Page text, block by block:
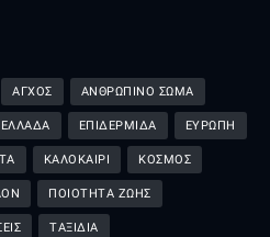
ΑΓΧΟΣ ΑΝΘΡΩΠΙΝΟ ΣΩΜΑ
ΕΛΛΑΔΑ ΕΠΙΔΕΡΜΙΔΑ ΕΥΡΩΠΗ
ΚΑΛΟΚΑΙΡΙ ΚΟΣΜΟΣ
ΠΟΙΟΤΗΤΑ ΖΩΗΣ
ΤΑΞΙΔΙΑ